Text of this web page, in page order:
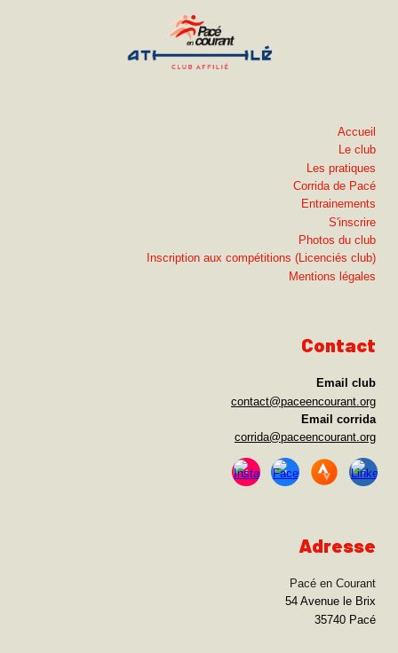
Accueil
Le club
Les pratiques
Corrida de Pacé
Entrainements
S'inscrire
Photos du club
Inscription aux compétitions (Licenciés club)
Mentions légales
Contact
Email club
contact@paceencourant.org
Email corrida
corrida@paceencourant.org
Adresse
Pacé en Courant
54 Avenue le Brix
35740 Pacé